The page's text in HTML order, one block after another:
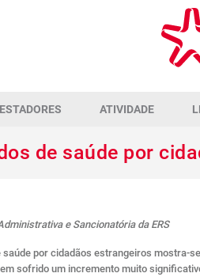
ATIVIDADE
de saúde por
e Sancionatória da ERS
por cidadãos estrangeiros mostra-
sofrido um incremento muito